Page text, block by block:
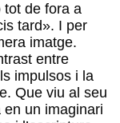
tot de fora a
tard». I per
imatge.
entre
impulsos i la
Que viu al seu
un imaginari